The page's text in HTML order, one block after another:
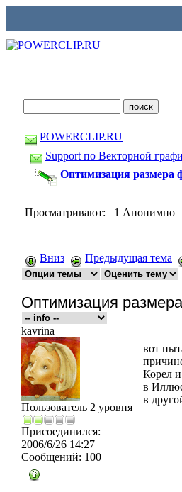
POWERCLIP.RU
Support по Векторной
Оптимизация размера
Просматривают: 1 Анонимно
Вниз Предыдущая тема
Оптимизация
kavrina
Пользователь 2 уровня
Присоединился:
2006/6/26 14:27
Сообщений: 100
вот
Корел
в
в